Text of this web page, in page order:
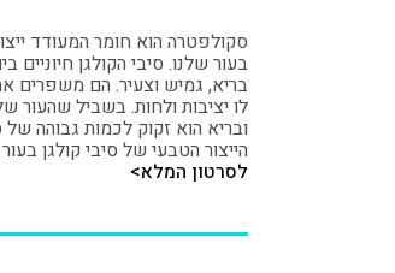
סקולפטרה הוא חומר המעודד
בעור שלנו. סיבי הקולגן חיוניים
בריא, גמיש וצעיר. הם משפרים
לו יציבות ולחות. בשביל שהעור
ובריא הוא זקוק לכמות גבוהה של
הייצור הטבעי של סיבי קולגן
לסרטון המלא>